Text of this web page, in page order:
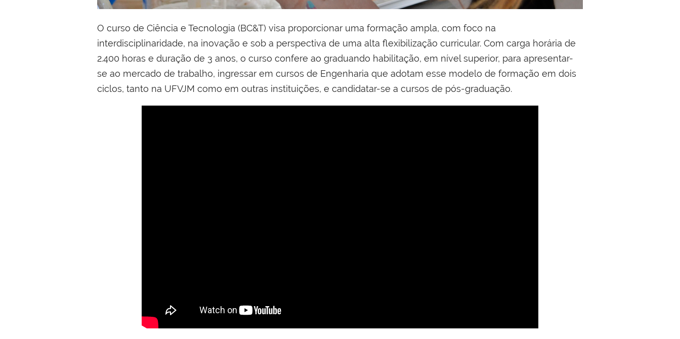
O curso de Ciência e Tecnologia (BC&T) visa proporcionar uma formação ampla, com foco na
interdisciplinaridade, na inovação e sob a perspectiva de uma alta flexibilização curricular. Com carga horária de
2.400 horas e duração de 3 anos, o curso confere ao graduando habilitação, em nível superior, para apresentar-
se ao mercado de trabalho, ingressar em cursos de Engenharia que adotam esse modelo de formação em dois
ciclos, tanto na UFVJM como em outras instituições, e candidatar-se a cursos de pós-graduação.